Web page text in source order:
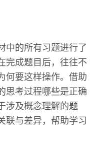
中的所有习题进行了
完成题目后，往往不
何要这样操作。借助
思考过程哪些是正确
涉及概念理解的题
联与差异，帮助学习